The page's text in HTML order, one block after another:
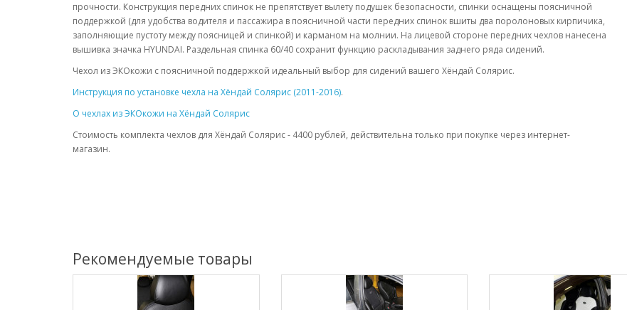
прочности. Конструкция передних спинок не препятствует вылету подушек безопасности, спинки оснащены поясничной
поддержкой (для удобства водителя и пассажира в поясничной части передних спинок вшиты два поролоновых кирпичика,
заполняющие пустоту между поясницей и спинкой) и карманом на молнии. На лицевой стороне передних чехлов нанесена
вышивка значка HYUNDAI. Раздельная спинка 60/40 сохранит функцию раскладывания заднего ряда сидений.
Чехол из ЭКОкожи с поясничной поддержкой идеальный выбор для сидений вашего Хёндай Солярис.
Инструкция по установке чехла на Хёндай Солярис (2011-2016).
О чехлах из ЭКОкожи на Хёндай Солярис
Стоимость комплекта чехлов для Хёндай Солярис - 4400 рублей, действительна только при покупке через интернет-
магазин.
Рекомендуемые товары